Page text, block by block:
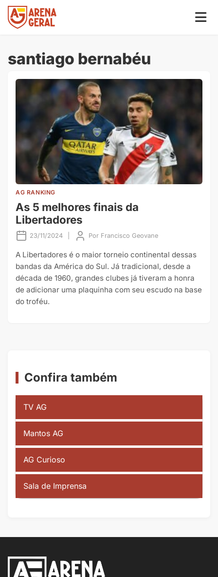
santiago bernabéu
AG RANKING
As 5 melhores finais da
Libertadores
23/11/2024 Por Francisco Geovane
A Libertadores é o maior torneio continental dessas
bandas da América do Sul. Já tradicional, desde a
década de 1960, grandes clubes já tiveram a honra
de adicionar uma plaquinha com seu escudo na base
do troféu.
Confira também
TV AG
Mantos AG
AG Curioso
Sala de Imprensa